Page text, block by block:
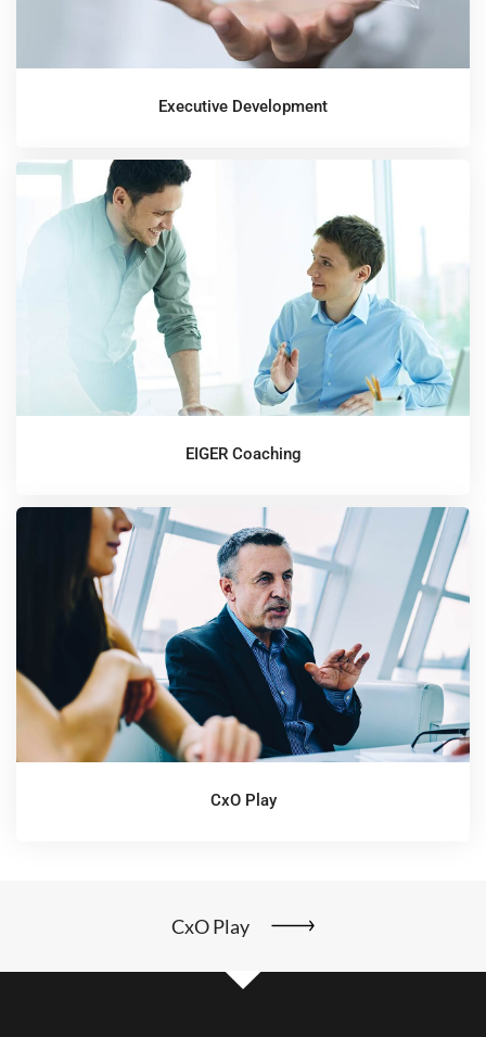
Executive Development
EIGER Coaching
CxO Play
CxO Play